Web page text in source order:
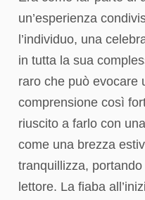
un’esperienza
l’individuo, una
in tutta la sua
raro che può evocare
comprensione così
riuscito a farlo con
come una brezza
tranquillizza,
lettore. La fiaba